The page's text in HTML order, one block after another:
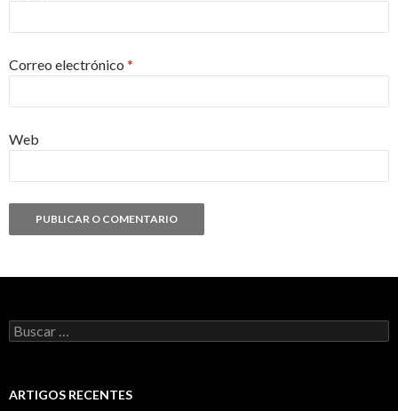
Correo electrónico *
Web
Buscar:
ARTIGOS RECENTES